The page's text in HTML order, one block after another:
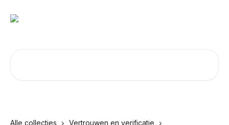
Alle collecties
Vertrouwen en verificatie